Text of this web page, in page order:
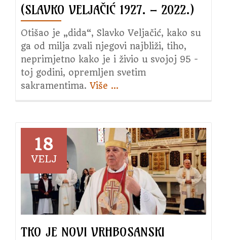
(SLAVKO VELJAČIĆ 1927. – 2022.)
Otišao je „dida“, Slavko Veljačić, kako su
ga od milja zvali njegovi najbliži, tiho,
neprimjetno kako je i živio u svojoj 95 -
toj godini, opremljen svetim
sakramentima. Više about
(Slavko
Veljačić
1927.
–
2022.)
…
18
VELJ
TKO JE NOVI VRHBOSANSKI